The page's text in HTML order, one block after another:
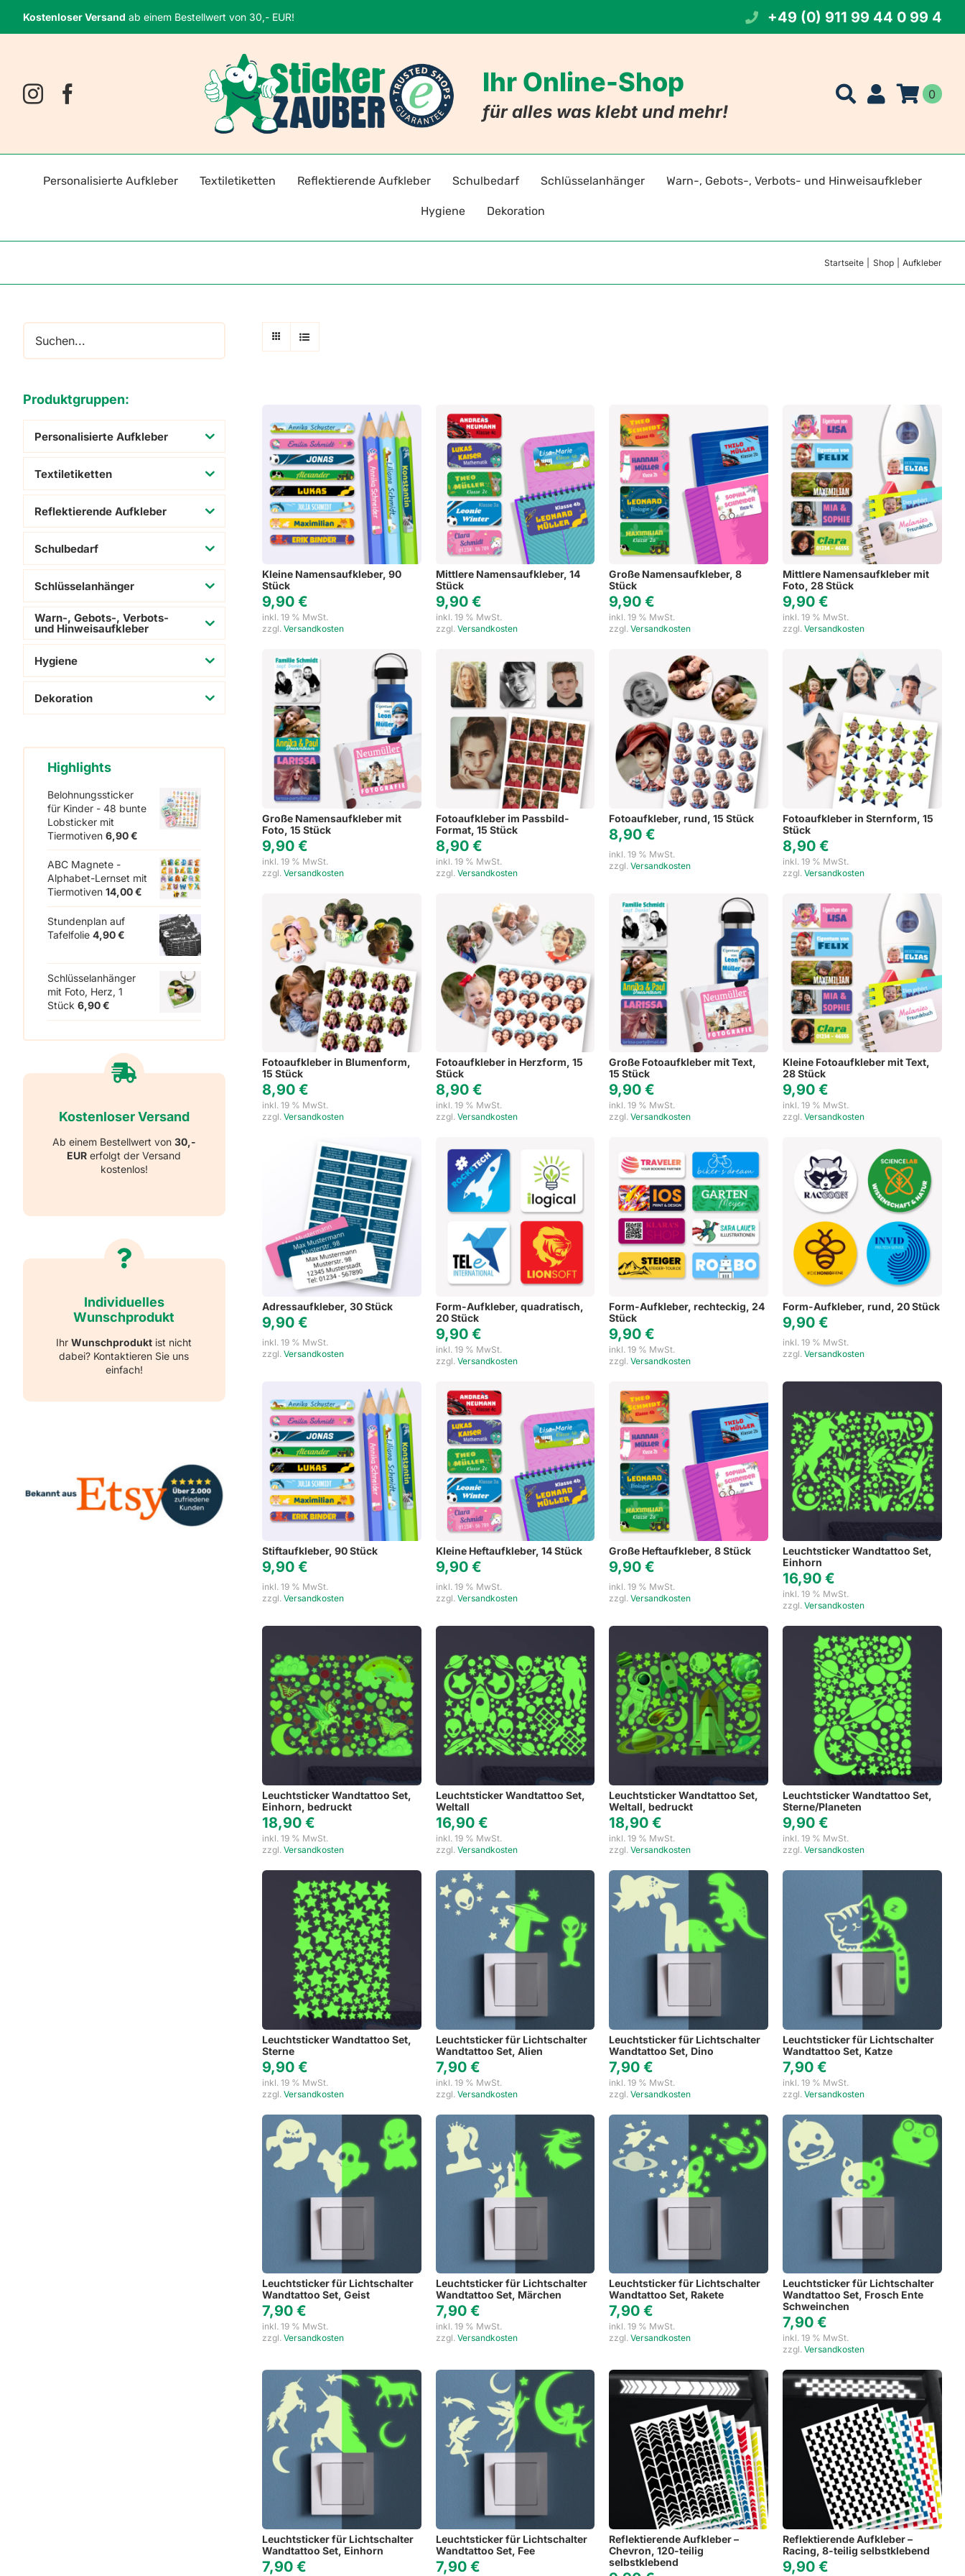
Inhalt
springen
Kostenloser Versand ab einem Bestellwert von 30,- EUR! +49 (0) 911 99 44 0 99 4
Ihr Online-Shop
für alles was klebt und mehr!
0
Personalisierte Aufkleber
Namensaufkleber
Adressaufkleber
Textiletiketten
Bügeletiketten
Reflektierende Aufkleber
Fahrradreflektoren selbstklebend
Schulbedarf
Stift- und Heftaufkleber
Schlüsselanhänger
Schlüsselanhänger mit Namen
Warn-, Gebots-, Verbots- und Hinweisaufkleber
Warnzeichen
Hygiene Dekoration
Startseite Shop Aufkleber
Kleine Namensaufkleber, 90
Stück
9,90 €
inkl. 19 % MwSt.
zzgl. Versandkosten
Mittlere Namensaufkleber, 14
Stück
9,90 €
inkl. 19 % MwSt.
zzgl. Versandkosten
Große Namensaufkleber, 8
Stück
9,90€
inkl. 19 % MwSt.
zzgl.Versandkosten
Mittlere Namensaufkleber mit
Foto, 28 Stück
9,90€
inkl. 19 % MwSt.
zzgl.Versandkosten
Große Namensaufkleber mit
Foto, 15 Stück
9,90 €
inkl. 19 % MwSt.
zzgl. Versandkosten
Fotoaufkleber im Passbild-
Format, 15 Stück
8,90 €
inkl. 19 % MwSt.
zzgl. Versandkosten
Fotoaufkleber, rund, 15 Stück
8,90€
inkl. 19 % MwSt.
zzgl.Versandkosten
Fotoaufkleber in Sternform, 15
Stück
8,90€
inkl. 19 % MwSt.
zzgl.Versandkosten
Fotoaufkleber in Blumenform,
15 Stück
8,90 €
inkl. 19 % MwSt.
zzgl. Versandkosten
Fotoaufkleber in Herzform, 15
Stück
8,90 €
inkl. 19 % MwSt.
zzgl. Versandkosten
Große Fotoaufkleber mit Text,
15 Stück
9,90€
inkl. 19 % MwSt.
zzgl.Versandkosten
Kleine Fotoaufkleber mit Text,
28 Stück
9,90€
inkl. 19 % MwSt.
zzgl.Versandkosten
Adressaufkleber, 30 Stück
9,90 €
inkl. 19 % MwSt.
zzgl. Versandkosten
Form-Aufkleber, quadratisch,
20 Stück
9,90 €
inkl. 19 % MwSt.
zzgl. Versandkosten
Form-Aufkleber, rechteckig, 24
Stück
9,90€
inkl. 19 % MwSt.
zzgl.Versandkosten
Form-Aufkleber, rund, 20 Stück
9,90€
inkl. 19 % MwSt.
zzgl.Versandkosten
Stiftaufkleber, 90 Stück
9,90 €
inkl. 19 % MwSt.
zzgl. Versandkosten
Kleine Heftaufkleber, 14 Stück
9,90 €
inkl. 19 % MwSt.
zzgl. Versandkosten
Große Heftaufkleber, 8 Stück
9,90€
inkl. 19 % MwSt.
zzgl.Versandkosten
Leuchtsticker Wandtattoo Set,
Einhorn
16,90€
inkl. 19 % MwSt.
zzgl.Versandkosten
Leuchtsticker Wandtattoo Set,
Einhorn, bedruckt
18,90 €
inkl. 19 % MwSt.
zzgl. Versandkosten
Leuchtsticker Wandtattoo Set,
Weltall
16,90 €
inkl. 19 % MwSt.
zzgl. Versandkosten
Leuchtsticker Wandtattoo Set,
Weltall, bedruckt
18,90€
inkl. 19 % MwSt.
zzgl.Versandkosten
Leuchtsticker Wandtattoo Set,
Sterne/Planeten
9,90€
inkl. 19 % MwSt.
zzgl.Versandkosten
Leuchtsticker Wandtattoo Set,
Sterne
9,90 €
inkl. 19 % MwSt.
zzgl. Versandkosten
Leuchtsticker für Lichtschalter
Wandtattoo Set, Alien
7,90 €
inkl. 19 % MwSt.
zzgl. Versandkosten
Leuchtsticker für Lichtschalter
Wandtattoo Set, Dino
7,90€
inkl. 19 % MwSt.
zzgl.Versandkosten
Leuchtsticker für Lichtschalter
Wandtattoo Set, Katze
7,90€
inkl. 19 % MwSt.
zzgl.Versandkosten
Leuchtsticker für Lichtschalter
Wandtattoo Set, Geist
7,90 €
inkl. 19 % MwSt.
zzgl. Versandkosten
Leuchtsticker für Lichtschalter
Wandtattoo Set, Märchen
7,90 €
inkl. 19 % MwSt.
zzgl. Versandkosten
Leuchtsticker für Lichtschalter
Wandtattoo Set, Rakete
7,90€
inkl. 19 % MwSt.
zzgl.Versandkosten
Leuchtsticker für Lichtschalter
Wandtattoo Set, Frosch Ente
Schweinchen
7,90€
inkl. 19 % MwSt.
zzgl.Versandkosten
Leuchtsticker für Lichtschalter
Wandtattoo Set, Einhorn
7,90 €
Leuchtsticker für Lichtschalter
Wandtattoo Set, Fee
7,90 €
Reflektierende Aufkleber –
Chevron, 120-teilig
selbstklebend
Reflektierende Aufkleber –
Racing, 8-teilig selbstklebend
9,90€
Produktgruppen:
Personalisierte Aufkleber
Textiletiketten
Reflektierende Aufkleber
Schulbedarf
Schlüsselanhänger
Warn-, Gebots-, Verbots-
und Hinweisaufkleber
Hygiene
Dekoration
Highlights
Belohnungssticker
für Kinder - 48 bunte
Lobsticker mit
Tiermotiven 6,90€
ABC Magnete -
Alphabet-Lernset mit
Tiermotiven 14,00€
Stundenplan auf
Tafelfolie 4,90€
Schlüsselanhänger
mit Foto, Herz, 1
Stück 6,90€
Kostenloser Versand
Ab einem Bestellwert von 30,-
EUR erfolgt der Versand
kostenlos!
Individuelles
Wunschprodukt
IhrWunschprodukt ist nicht
dabei? Kontaktieren Sie uns
einfach!